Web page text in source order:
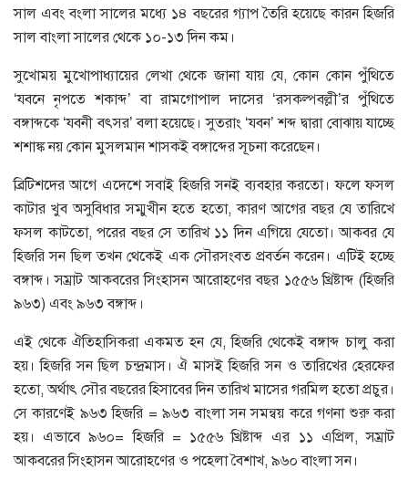
সাল এবং বংলা সালের মধ্যে ১৪ বছরের গ্যাপ তৈরি হয়েছে কারন হিজরি
সাল বাংলা সালের থেকে ১০-১৩ দিন কম।
সুখোময় মুখোপাধ্যায়ের লেখা থেকে জানা যায় যে, কোন কোন পুঁথিতে
‘যবনে নৃপতে শকাব্দ’ বা রামগোপাল দাসের ‘রসকল্পবল্লী’র পুঁথিতে
বঙ্গাব্দকে ‘যবনী বৎসর’ বলা হয়েছে। সুতরাং ‘যবন’ শব্দ দ্বারা বোঝায় যাচ্ছে
শশাঙ্ক নয় কোন মুসলমান শাসকই বঙ্গাব্দের সূচনা করেছেন।
ব্রিটিশদের আগে এদেশে সবাই হিজরি সনই ব্যবহার করতো। ফলে ফসল
কাটার খুব অসুবিধার সম্মুখীন হতে হতো, কারণ আগের বছর যে তারিখে
ফসল কাটতো, পরের বছর সে তারিখ ১১ দিন এগিয়ে যেতো। আকবর যে
হিজরি সন ছিল তখন থেকেই এক সৌরসংবত প্রবর্তন করেন। এটিই হচ্ছে
বঙ্গাব্দ। সম্রাট আকবরের সিংহাসন আরোহণের বছর ১৫৫৬ খ্রিষ্টাব্দ (হিজরি
৯৬৩) এবং ৯৬৩ বঙ্গাব্দ।
এই থেকে ঐতিহাসিকরা একমত হন যে, হিজরি থেকেই বঙ্গাব্দ চালু করা
হয়। হিজরি সন ছিল চন্দ্রমাস। ঐ মাসই হিজরি সন ও তারিখের হেরফের
হতো, অর্থাৎ সৌর বছরের হিসাবের দিন তারিখ মাসের গরমিল হতো প্রচুর।
সে কারণেই ৯৬৩ হিজরি = ৯৬৩ বাংলা সন সমন্বয় করে গণনা শুরু করা
হয়। এভাবে ৯৬০= হিজরি = ১৫৫৬ খ্রিষ্টাব্দ এর ১১ এপ্রিল, সম্রাট
আকবরের সিংহাসন আরোহণের ও পহেলা বৈশাখ, ৯৬০ বাংলা সন।